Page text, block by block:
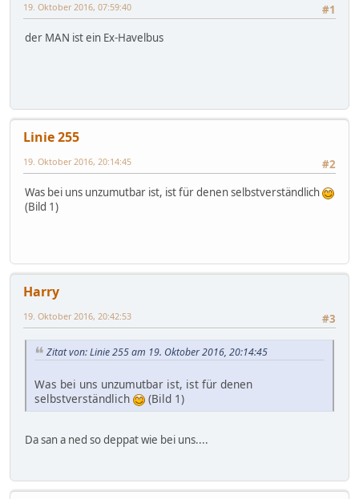
#1
19. Oktober 2016, 07:59:40
der MAN ist ein Ex-Havelbus
Linie 255
#2
19. Oktober 2016, 20:14:45
Was bei uns unzumutbar ist, ist für denen selbstverständlich
(Bild 1)
Harry
#3
19. Oktober 2016, 20:42:53
Zitat von: Linie 255 am 19. Oktober 2016, 20:14:45
Was bei uns unzumutbar ist, ist für denen
selbstverständlich
(Bild 1)
Da san a ned so deppat wie bei uns....